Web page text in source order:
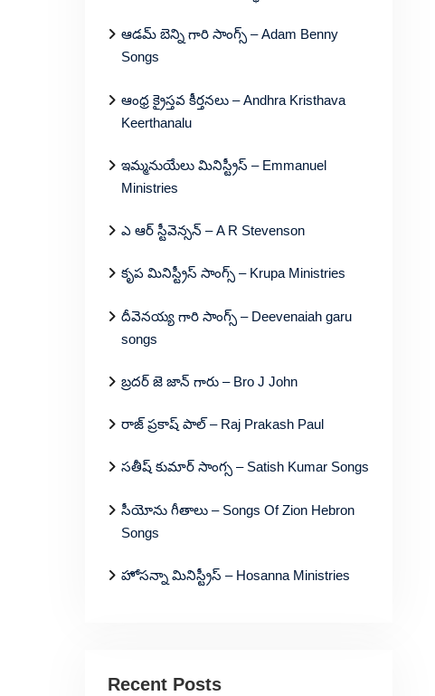
ఆడమ్ బెన్ని గారి సాంగ్స్ – Adam Benny
Songs
ఆంధ్ర క్రైస్తవ కీర్తనలు – Andhra Kristhava
Keerthanalu
ఇమ్మనుయేలు మినిస్ట్రీస్ – Emmanuel
Ministries
ఎ ఆర్ స్టీవెన్సన్ – A R Stevenson
కృప మినిస్ట్రీస్ సాంగ్స్ – Krupa Ministries
దీవెనయ్య గారి సాంగ్స్ – Deevenaiah garu
songs
బ్రదర్ జె జాన్ గారు – Bro J John
రాజ్ ప్రకాష్ పాల్ – Raj Prakash Paul
సతీష్ కుమార్ సాంగ్స – Satish Kumar Songs
సీయోను గీతాలు – Songs Of Zion Hebron
Songs
హోసన్నా మినిస్ట్రీస్ – Hosanna Ministries
Recent Posts